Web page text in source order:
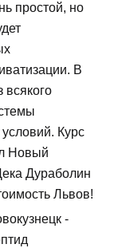
простой, но
В
Курс
Новый
Дураболин
Львов!
-